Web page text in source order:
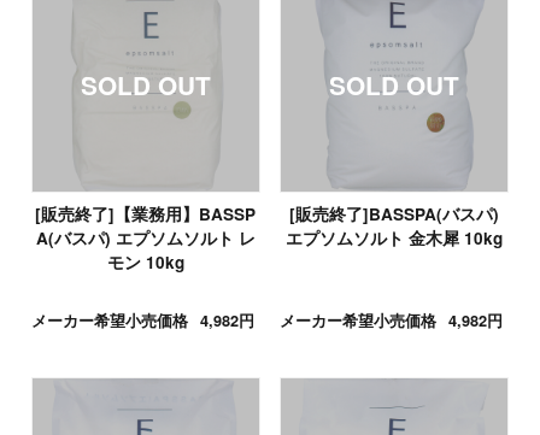
[販売終了]【業務用】BASSP
A(バスパ) エプソムソルト レ
モン 10kg
メーカー希望小売価格 4,982円
[販売終了]BASSPA(バスパ)
エプソムソルト 金木犀 10kg
メーカー希望小売価格 4,982円